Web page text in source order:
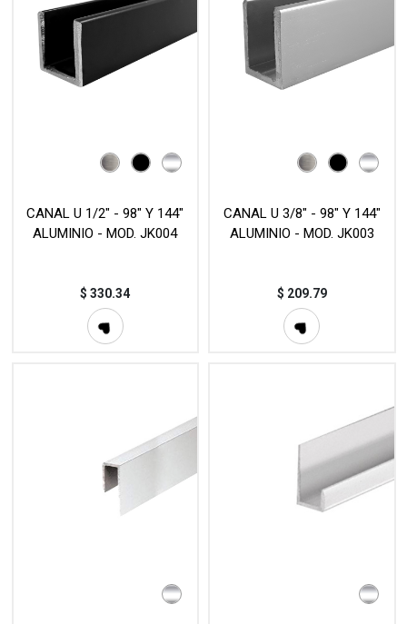
CANAL U 1/2" - 98" Y 144"
ALUMINIO - MOD. JK004
$330.34
CANAL U 3/8" - 98" Y 144"
ALUMINIO - MOD. JK003
$ 209.79